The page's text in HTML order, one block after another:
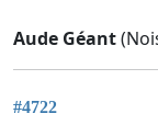
Aude Géant
#4722